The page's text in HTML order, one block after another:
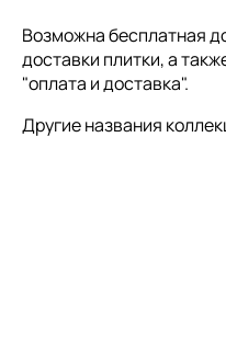
Возможна бесплатная
доставки плитки, а
"оплата и доставка".
Другие названия